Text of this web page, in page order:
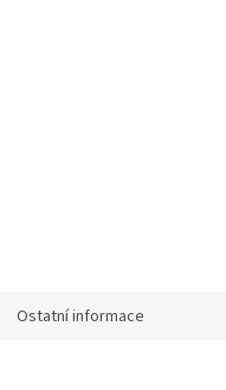
Ostatní informace